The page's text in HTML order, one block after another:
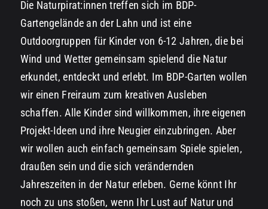
Uns unterstützen
Kontakt
Die Naturpirat:innen treffen sich im BDP-
Gartengelände an der Lahn und ist eine
Outdoorgruppen für Kinder von 6-12 Jahren, die bei
Wind und Wetter gemeinsam spielend die Natur
erkundet, entdeckt und erlebt. Im BDP-Garten wollen
wir einen Freiraum zum kreativen Ausleben
schaffen. Alle Kinder sind willkommen, ihre eigenen
Projekt-Ideen und ihre Neugier einzubringen. Aber
wir wollen auch einfach gemeinsam Spiele spielen,
draußen sein und die sich verändernden
Jahreszeiten in der Natur erleben. Gerne könnt Ihr
noch zu uns stoßen, wenn Ihr Lust auf Natur und